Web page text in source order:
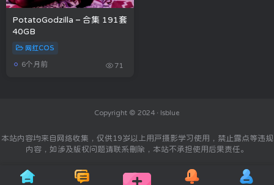
PotatoGodzilla – 合集 191套
40GB
网红COS
6个月前 71
Copyright © 2024 · Isblue
本站内容均来自网络收集，仅供19岁以上用户摄影学习使用，禁止露点等违规
内容，如涉及版权问题请联系删除，本站不承担使用后果责任。